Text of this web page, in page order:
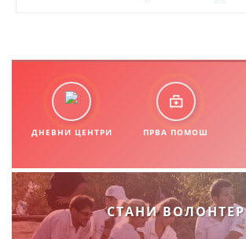
ДНЕВНИ ЦЕНТРИ ПРВА ПОМОШ
СТАНИ ВОЛОНТЕР